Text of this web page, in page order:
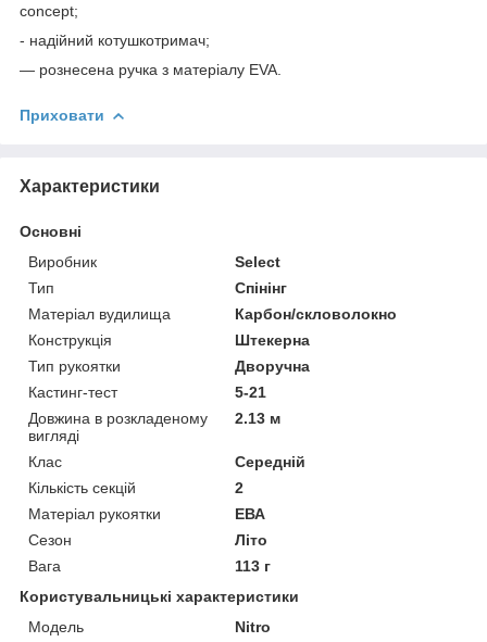
concept;
- надійний котушкотримач;
— рознесена ручка з матеріалу EVA.
Приховати
Характеристики
Основні
Виробник
Select
Тип
Спінінг
Матеріал вудилища
Карбон/скловолокно
Конструкція
Штекерна
Тип рукоятки
Дворучна
Кастинг-тест
5-21
Довжина в розкладеному
вигляді
2.13 м
Клас
Середній
Кількість секцій
2
Матеріал рукоятки
ЕВА
Сезон
Літо
Вага
113 г
Користувальницькі характеристики
Модель
Nitro